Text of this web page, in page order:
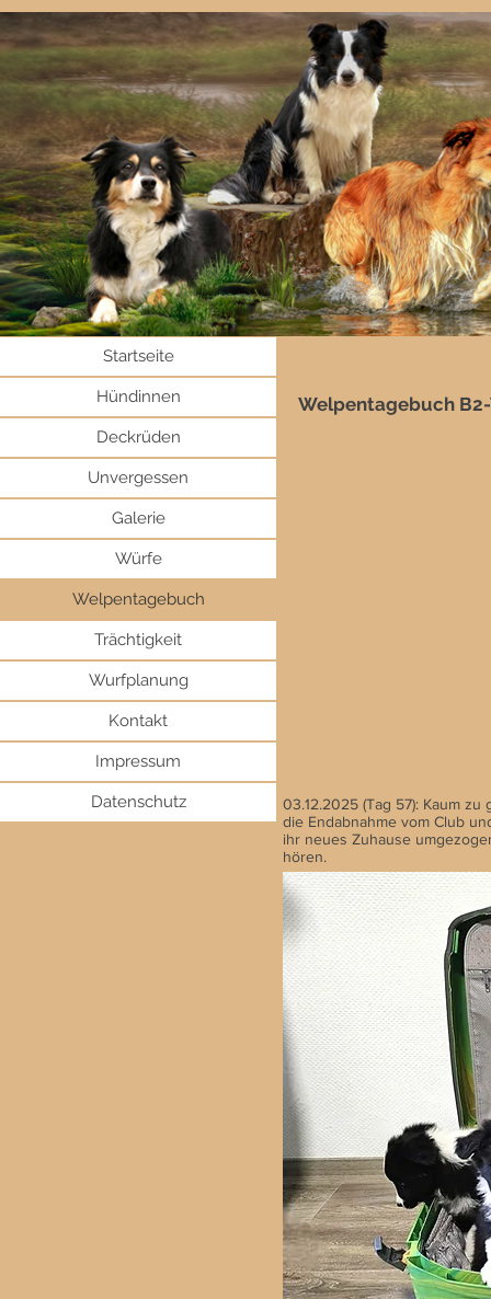
Startseite
Hündinnen
Deckrüden
Unvergessen
Galerie
Würfe
Welpentagebuch
Trächtigkeit
Wurfplanung
Kontakt
Impressum
Datenschutz
Welpentagebuch
03.12.2025 (Tag 57): Kaum
die Endabnahme vom Club
ihr neues Zuhause
hören.